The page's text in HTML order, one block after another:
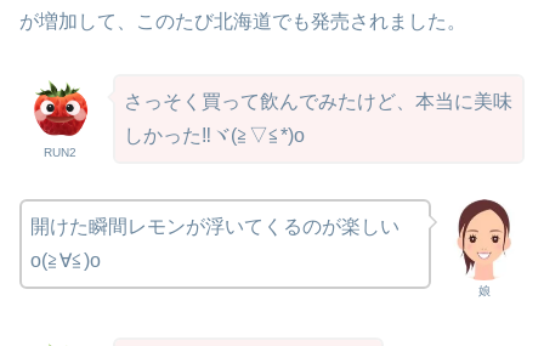
が増加して、このたび北海道でも発売されました。
RUN2
さっそく買って飲んでみたけど、本当に美味
しかった‼ヾ(≧▽≦*)o
娘
開けた瞬間レモンが浮いてくるのが楽しい
o(≧∀≦)o